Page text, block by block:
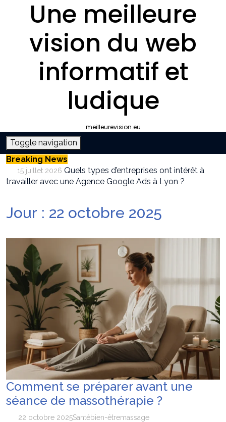
Une meilleure
vision du web
informatif et
ludique
meilleurevision.eu
Toggle navigation
Breaking News
15 juillet 2026 Quels types d’entreprises ont intérêt à
travailler avec une Agence Google Ads à Lyon ?
12 juin 2026 Survivalisme boutique : où acheter son
conférencier idéal pour votre convention annuelle
14 avril 2026
SEO Google Maps Paris : 4 éléments clés
puissants
16 juillet 2026 Pourquoi faire confiance à ADC sécurité
pour la protection de vos biens et de vos proches ?
15 juillet 2026
Quels types d’entreprises ont intérêt à
travailler avec une Agence Google Ads à Lyon ?
Jour : 22 octobre 2025
Comment se préparer avant une
séance de massothérapie ?
22 octobre 2025Santébien-êtremassage